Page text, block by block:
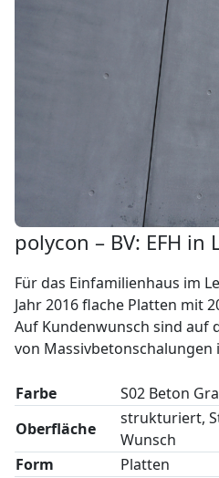
polycon – BV: EFH in
Für das Einfamilienhaus im
Jahr 2016 flache Platten mit
Auf Kundenwunsch sind auf
von
Farbe
S02 Beton
Oberfläche
strukturiert,
Wunsch
Form
Platten